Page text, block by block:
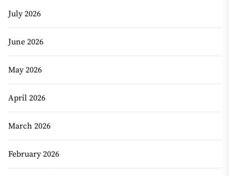
July 2026
June 2026
May 2026
April 2026
March 2026
February 2026